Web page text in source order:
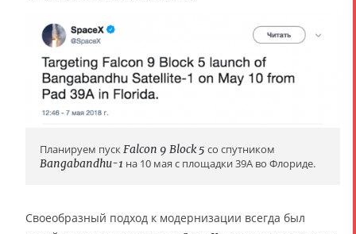
Планируем пускFalcon 9 Block 5 со спутником
Bangabandhu-1 на 10 мая с площадки 39A во Флориде.
Своеобразный подход к модернизации всегда был